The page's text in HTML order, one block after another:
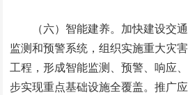
（六）智能建养。加快建设交
监测和预警系统，组织实施重大灾
工程，形成智能监测、预警、响应
步实现重点基础设施全覆盖。推广